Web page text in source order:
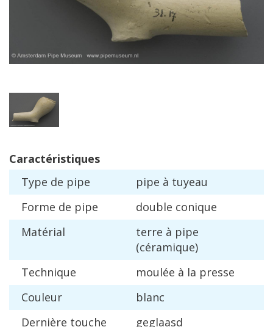
Caractéristiques
Type de pipe pipe à tuyeau
Forme de pipe double conique
Matérial terre à pipe
(céramique)
Technique
moulée à la presse
Couleur
blanc
Dernière touche
geglaasd